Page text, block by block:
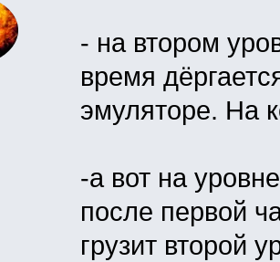
- на втором
время
эмуляторе. На
-а вот на
после первой
грузит второй